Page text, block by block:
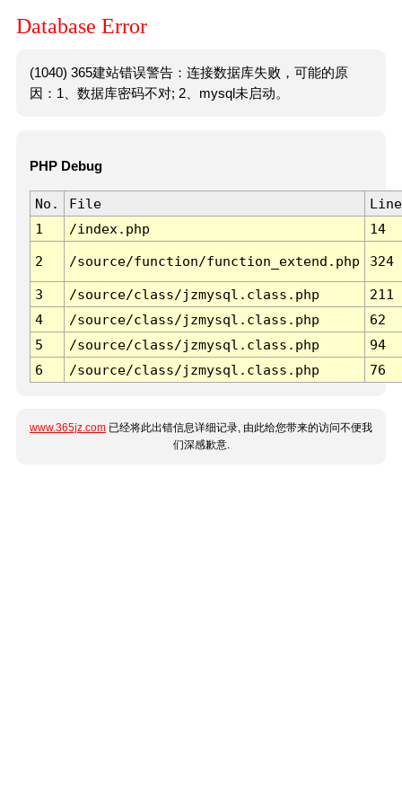
Database Error
(1040) 365建站错误警告：连接数据库失败，可能的原
因：1、数据库密码不对; 2、mysql未启动。
PHP Debug
No. File
Line
1
/index.php 14
2 /source/function/function_extend.php 324
3 /source/class/jzmysql.class.php
211
4
/source/class/jzmysql.class.php
62
5
/source/class/jzmysql.class.php
94
6
/source/class/jzmysql.class.php 76
www.365jz.com 已经将此出错信息详细记录, 由此给您带来的访问不便我
们深感歉意.